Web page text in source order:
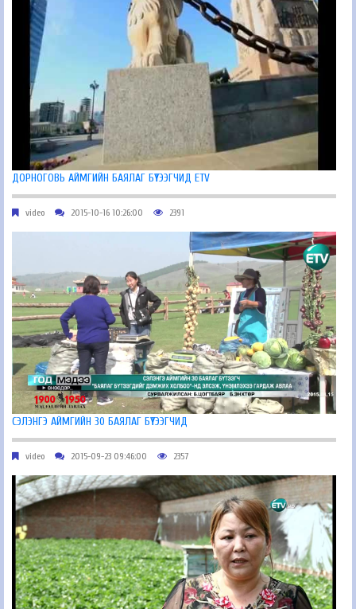
ДОРНОГОВЬ АЙМГИЙН БАЯЛАГ БҮТЭЭГЧИД ETV
video 2015-10-16 10:26:00 2391
СЭЛЭНГЭ АЙМГИЙН 30 БАЯЛАГ БҮТЭЭГЧИД
video 2015-09-23 09:46:00 2357